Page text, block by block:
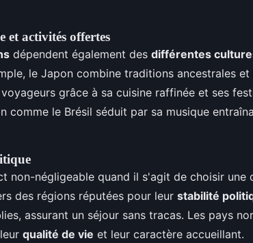
et activités offertes
dépendent également des différentes
le Japon combine traditions ancestrales
grâce à sa cuisine raffinée et ses
comme le Brésil séduit par sa musique
non-négligeable quand il s'agit de choisir une
des régions réputées pour leur stabilité
assurant un séjour sans tracas. Les pays
qualité de vie et leur caractère accueillant.